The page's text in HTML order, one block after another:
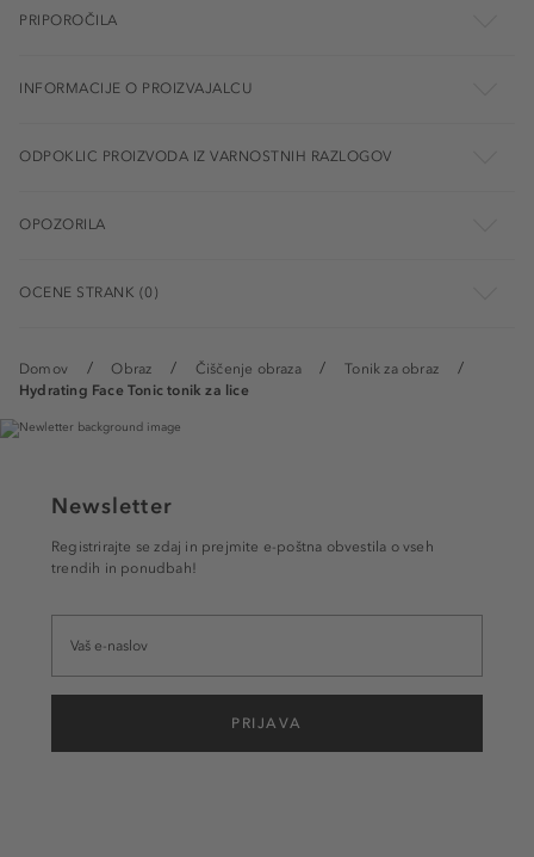
Domov Obraz Čiščenje obraza
Tonik za obraz
Hydrating Face Tonic tonik za lice
PRIPOROČILA
INFORMACIJE O PROIZVAJALCU
ODPOKLIC PROIZVODA IZ VARNOSTNIH RAZLOGOV
OPOZORILA
OCENE STRANK (0)
Newsletter
Registrirajte se zdaj in prejmite e-poštna obvestila o vseh
trendih in ponudbah!
PRIJAVA